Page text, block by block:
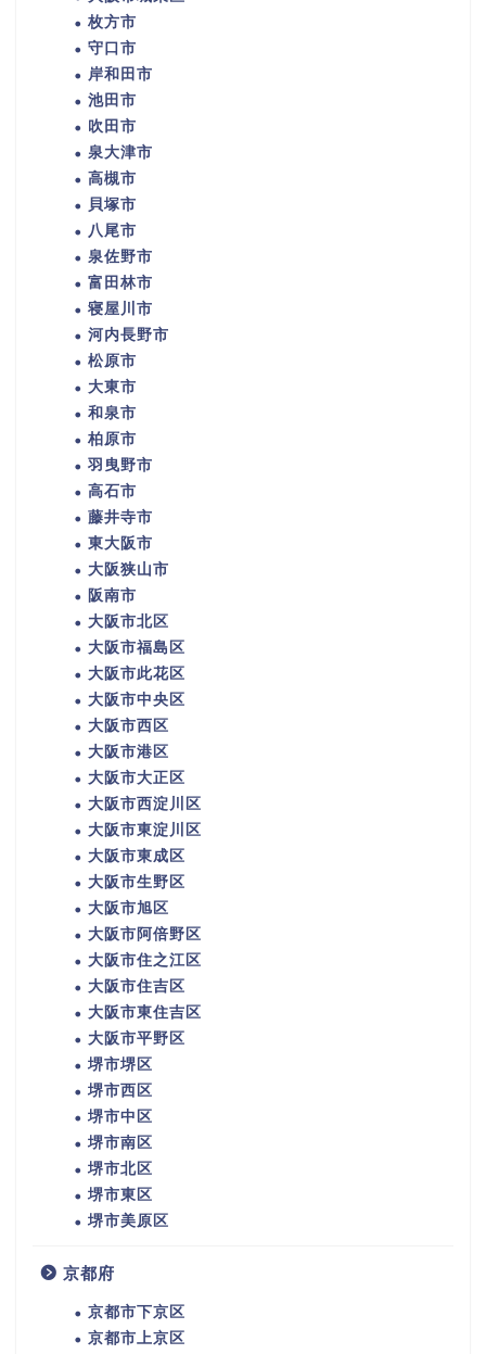
枚方市
守口市
岸和田市
池田市
吹田市
泉大津市
高槻市
貝塚市
八尾市
泉佐野市
富田林市
寝屋川市
河内長野市
松原市
大東市
和泉市
柏原市
羽曳野市
高石市
藤井寺市
東大阪市
大阪狭山市
阪南市
大阪市北区
大阪市福島区
大阪市此花区
大阪市中央区
大阪市西区
大阪市港区
大阪市大正区
大阪市西淀川区
大阪市東淀川区
大阪市東成区
大阪市生野区
大阪市旭区
大阪市阿倍野区
大阪市住之江区
大阪市住吉区
大阪市東住吉区
大阪市平野区
堺市堺区
堺市西区
堺市中区
堺市南区
堺市北区
堺市東区
堺市美原区
京都府
京都市下京区
京都市上京区